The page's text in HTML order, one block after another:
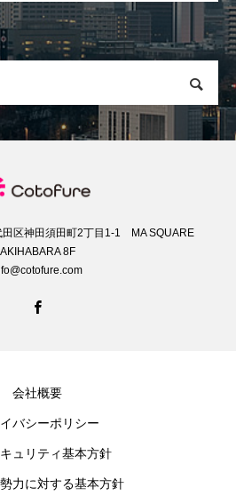
区神田須田町2丁目1-1 MA SQUARE
AKIHABARA 8F
会社概要
バシーポリシー
ュリティ基本方針
力に対する基本方針